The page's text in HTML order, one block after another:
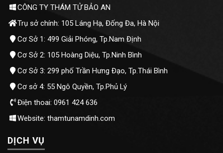
CÔNG TY THÁM TỬ BẢO AN
Trụ sở chính: 105 Láng Hạ, Đống Đa, Hà Nội
Cơ Sở 1: 499 Giải Phóng, Tp.Nam Định
Cơ Sở 2: 105 Hoàng Diệu, Tp.Ninh Bình
Cơ Sở 3: 299 phố Trần Hưng Đạo, Tp.Thái Bình
Cơ sở 4: 55 Ngô Quyền, Tp.Phủ Lý
Điện thoai: 0961 424 636
Website: thamtunamdinh.com
DỊCH VỤ